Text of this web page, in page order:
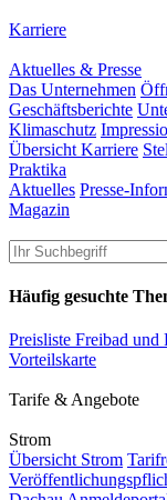
Karriere
Aktuelles & Presse
Das Unternehmen
Geschäftsberichte
Klimaschutz
Übersicht Karriere
Praktika
Aktuelles Presse-
Magazin
Häufig gesuchte
Preisliste Freibad und
Vorteilskarte
Tarife & Angebote
Strom
Übersicht Strom